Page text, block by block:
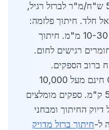
הגלם. חיתוך לייזר: 50-120 ש"ח/מ"ר לברזל רגיל,
אל חלד. חיתוך פלזמה:
35-70 ש"ח/מ"ר לעוביים 10-30 מ"מ. חיתוך
לחומרים רגישים לחום.
הזמנה: 5,000 ש"ח ברוב הספקים.
תוספות כוללות עיצוב CAD חינם מעל 10,000
ש"ח, ושילוח חינם בתוך 50 ק"מ. ספקים מומלצים
החיתוך ומבחני
חיתוך ברזל מדויק